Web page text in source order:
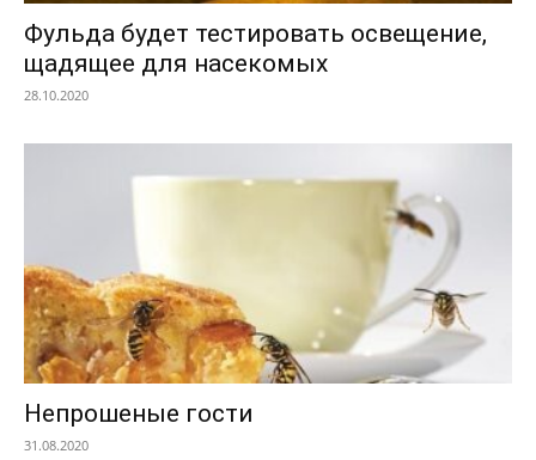
Фульда будет тестировать освещение,
щадящее для насекомых
28.10.2020
Непрошеные гости
31.08.2020